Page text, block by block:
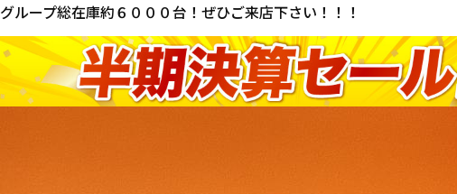
グループ総在庫約６０００台！ぜひご来店下さい！！！